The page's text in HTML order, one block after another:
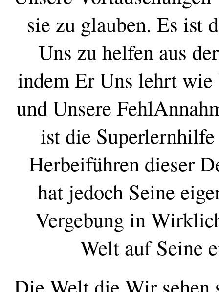
sie zu glauben. Es ist
Uns zu helfen aus
indem Er Uns lehrt
und Unsere
ist die
Herbeiführen dieser
hat jedoch Seine
Vergebung in
Welt auf Seine